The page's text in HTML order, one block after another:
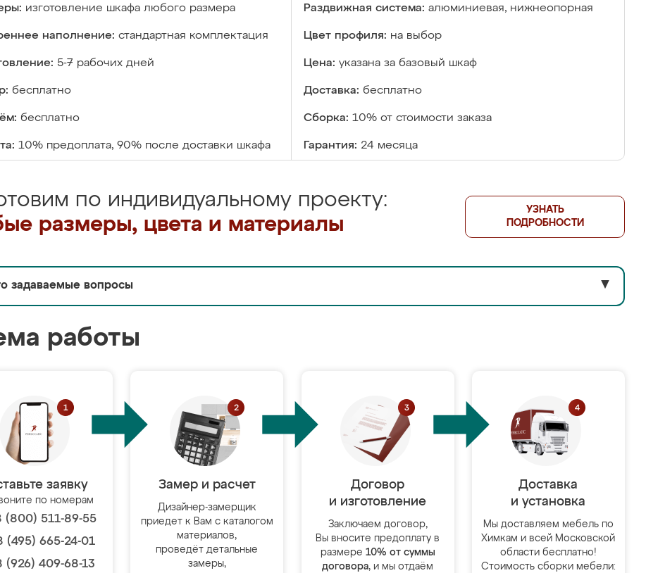
изготовление шкафа любого размера Раздвижная система: алюминиевая, нижнеопорная
наполнение: стандартная комплектация Цвет профиля: на выбор
5-7 рабочих дней Цена: указана за базовый шкаф
бесплатно Доставка: бесплатно
бесплатно Сборка: 10% от стоимости заказа
10% предоплата, 90% после доставки шкафа Гарантия: 24 месяца
по индивидуальному проекту:
размеры, цвета и материалы
УЗНАТЬ
ПОДРОБНОСТИ
задаваемые вопросы ▼
работы
заявку
по номерам
(800) 511-89-55
(495) 665-24-01
(926) 409-68-13
Замер и расчет
Дизайнер-замерщик
приедет к Вам с каталогом
материалов,
проведёт детальные
замеры,
Договор
и изготовление
Заключаем договор,
Вы вносите предоплату в
размере 10% от суммы
договора, и мы отдаём
Доставка
и установка
Мы доставляем мебель по
Химкам и всей Московской
области бесплатно!
Стоимость сборки мебели: